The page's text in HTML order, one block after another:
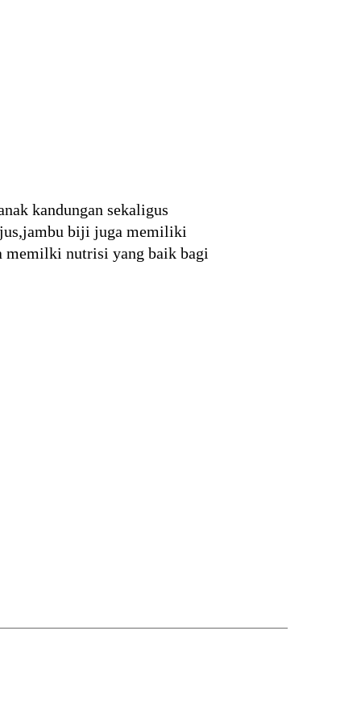
kandungan sekaligus
jus,jambu biji juga memiliki
memilki nutrisi yang baik bagi